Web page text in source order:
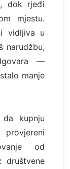
dok rjeđi
mjestu.
vidljiva u
narudžbu,
—
manje
kupnju
od
društvene